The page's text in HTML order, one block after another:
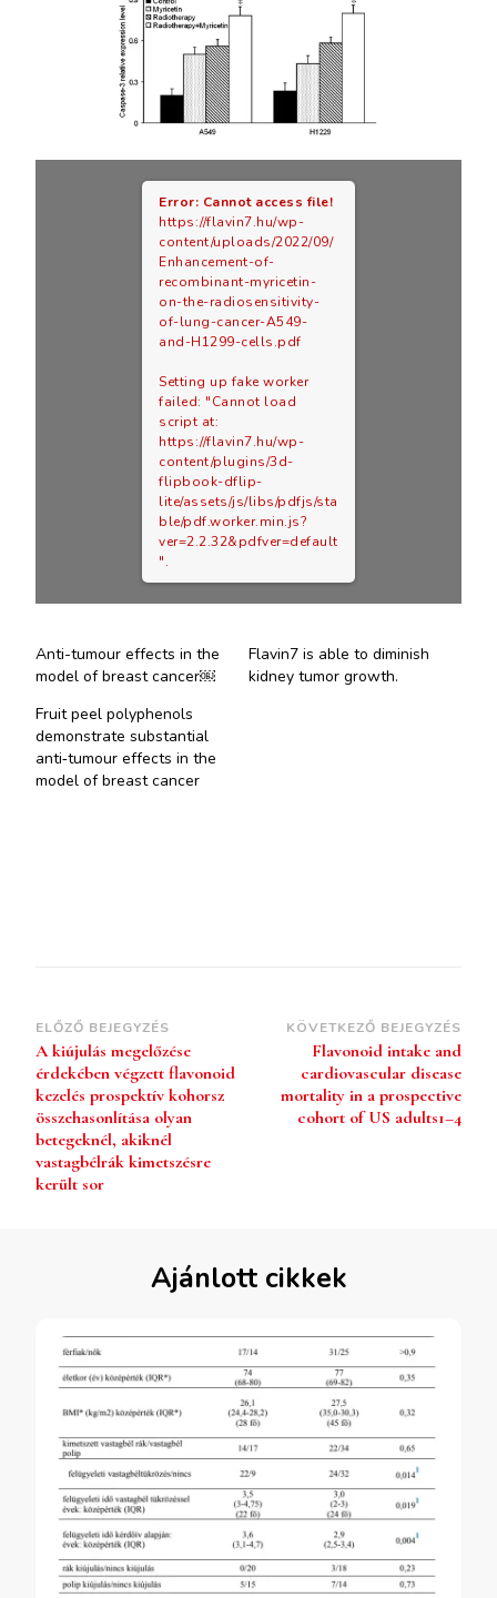
Error: Cannot access file!
https://flavin7.hu/wp-
content/uploads/2022/09/
Enhancement-of-
recombinant-myricetin-
on-the-radiosensitivity-
of-lung-cancer-A549-
and-H1299-cells.pdf
Setting up fake worker
failed: "Cannot load
script at:
https://flavin7.hu/wp-
content/plugins/3d-
flipbook-dflip-
lite/assets/js/libs/pdfjs/sta
ble/pdf.worker.min.js?
ver=2.2.32&pdfver=default
".
Anti-tumour effects in the
model of breast cancer￼
Flavin7 is able to diminish
kidney tumor growth.
Fruit peel polyphenols
demonstrate substantial
anti‐tumour effects in the
model of breast cancer
ELŐZŐ BEJEGYZÉS
A kiújulás megelőzése
érdekében végzett flavonoid
kezelés prospektív kohorsz
összehasonlítása olyan
betegeknél, akiknél
vastagbélrák kimetszésre
került sor
KÖVETKEZŐ BEJEGYZÉS
Flavonoid intake and
cardiovascular disease
mortality in a prospective
cohort of US adults1–4
Ajánlott cikkek